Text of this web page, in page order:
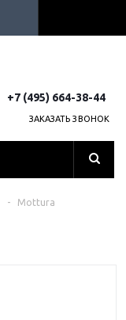
+7 (495) 664-38-44
ЗАКАЗАТЬ ЗВОНОК
- Mottura